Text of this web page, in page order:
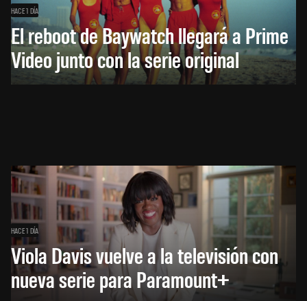
HACE 1 DÍA
El reboot de Baywatch llegará a Prime
Video junto con la serie original
HACE 1 DÍA
Viola Davis vuelve a la televisión con
nueva serie para Paramount+